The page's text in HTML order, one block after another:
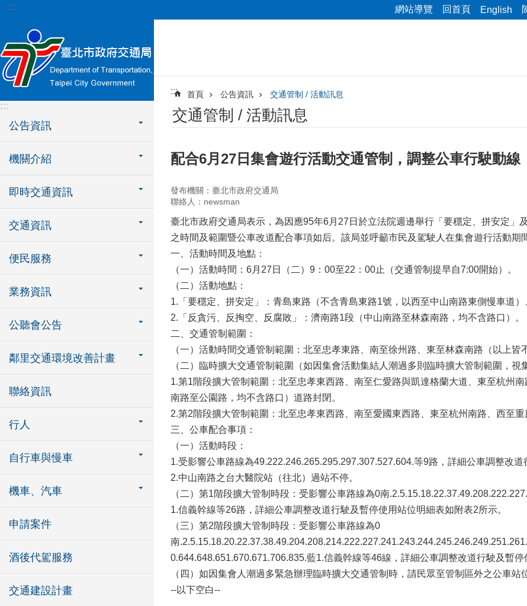
跳到主要內容區塊
::: 網站導覽 回首頁 English
:::
公告資訊
機關介紹
即時交通資訊
交通資訊
便民服務
業務資訊
公聽會公告
鄰里交通環境改善計畫
聯絡資訊
行人
自行車與慢車
機車、汽車
申請案件
酒後代駕服務
交通建設計畫
::: 首頁 公告資訊 交通管制 / 活動訊息
交通管制 / 活動訊息
配合6月27日集會遊行活動交通管制，調整公車行駛動線
發布機關：臺北市政府交通局
聯絡人：newsman
臺北市政府交通局表示，為因應95年6月27日於立法院週邊舉行「要穩定、拼安定」
之時間及範圍暨公車改道配合事項如后。該局並呼籲市民及駕駛人在集會遊行活動期
一、活動時間及地點：
（一）活動時間：6月27日（二）9：00至22：00止（交通管制提早自7:00開始）。
（二）活動地點：
1.「要穩定、拼安定」：青島東路（不含青島東路1號，以西至中山南路東側慢車道
2.「反貪污、反掏空、反腐敗」：濟南路1段（中山南路至林森南路，均不含路口）。
二、交通管制範圍：
（一）活動時間交通管制範圍：北至忠孝東路、南至徐州路、東至林森南路（以上皆
（二）臨時擴大交通管制範圍（如因集會活動集結人潮過多則臨時擴大管制範圍，視
1.第1階段擴大管制範圍：北至忠孝東西路、南至仁愛路與凱達格蘭大道、東至杭州
南路至公園路，均不含路口）道路封閉。
2.第2階段擴大管制範圍：北至忠孝東西路、南至愛國東西路、東至杭州南路、西至重
三、公車配合事項：
（一）活動時段：
1.受影響公車路線為49.222.246.265.295.297.307.527.604.等9路，詳細公車調整改道
2.中山南路之台大醫院站（往北）過站不停。
（二）第1階段擴大管制時段：受影響公車路線為0南
1.信義幹線等26路，詳細公車調整改道行駛及暫停使用站位明細表如附表2所示。
（三）第2階段擴大管制時段：受影響公車路線為0
南
0.644.648.651.670.671.706.835.藍1.信義幹線等46線，詳細公車調整改道行駛及暫停
（四）如因集會人潮過多緊急辦理臨時擴大交通管制時，請民眾至管制區外之公車站
--以下空白--